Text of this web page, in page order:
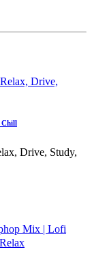
Chill
Drive, Study,